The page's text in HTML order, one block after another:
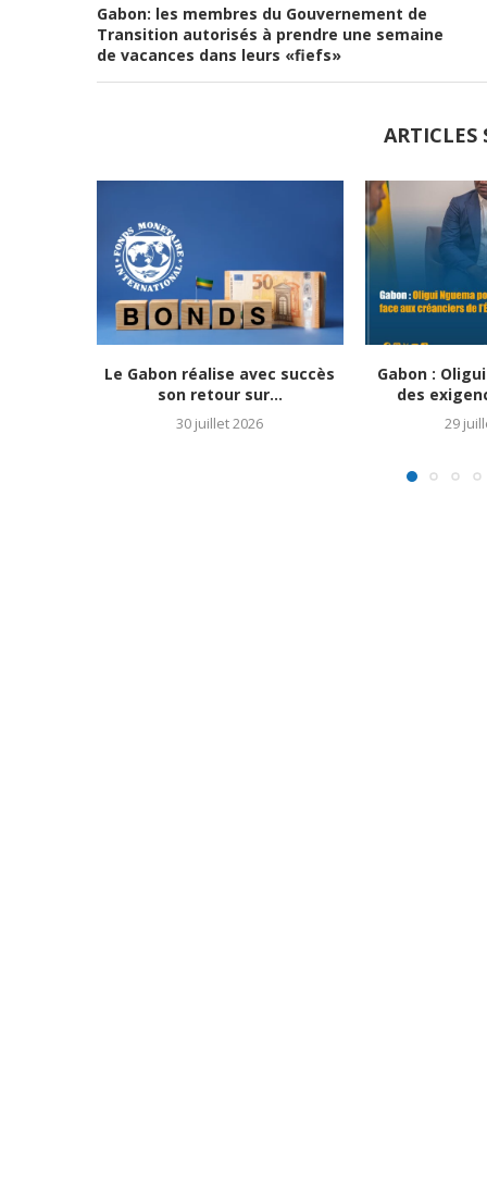
Gabon: les membres du Gouvernement de
Transition autorisés à prendre une semaine
de vacances dans leurs «fiefs»
ARTICLES
Le Gabon réalise avec succès
son retour sur...
30 juillet 2026
Gabon :
des
29